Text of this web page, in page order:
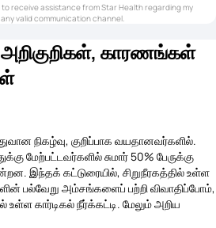
receive assistance from Star Health regarding my
valid communication channel.
அறிகுறிகள், காரணங்கள்
நிகழ்வு, குறிப்பாக வயதானவர்களில்.
மேற்பட்டவர்களில் சுமார் 50% பேருக்கு
இந்தக் கட்டுரையில், சிறுநீரகத்தில் உள்ள
பல்வேறு அம்சங்களைப் பற்றி விவாதிப்போம்,
உள்ள கார்டிகல் நீர்க்கட்டி. மேலும் அறிய